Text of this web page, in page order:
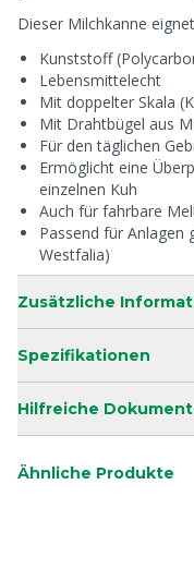
Dieser Milchkanne
Kunststoff
Lebensmittelecht
Mit doppelter Skala
Mit Drahtbügel aus
Für den täglichen
Ermöglicht eine
einzelnen Kuh
Auch für fahrbare
Passend für Anlagen
Westfalia)
Zusätzliche
Spezifikationen
Hilfreiche
Ähnliche Produkte